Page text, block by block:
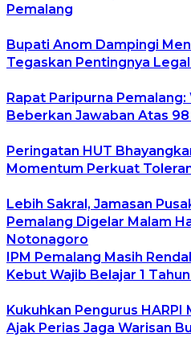
Pemalang
Bupati Anom Dampingi
Tegaskan Pentingnya
Rapat Paripurna
Beberkan Jawaban Atas 98
Peringatan HUT
Momentum Perkuat
Lebih Sakral, Jamasan
Pemalang Digelar Malam
Notonagoro
IPM Pemalang Masih
Kebut Wajib Belajar 1
Kukuhkan Pengurus
Ajak Perias Jaga Warisan